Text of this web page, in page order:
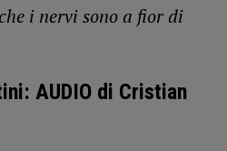
i nervi sono a fior di
AUDIO di Cristian